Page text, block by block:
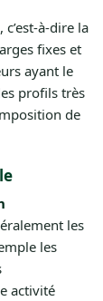
, c’est-à-dire la
fixes et
ayant le
profils très
de
les
les
activité